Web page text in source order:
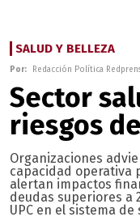
SALUD Y BELLEZA
Por: Redacción Política
Sector
riesgos
Organizaciones
capacidad operativa
alertan impactos
deudas superiores a
UPC en el sistema de